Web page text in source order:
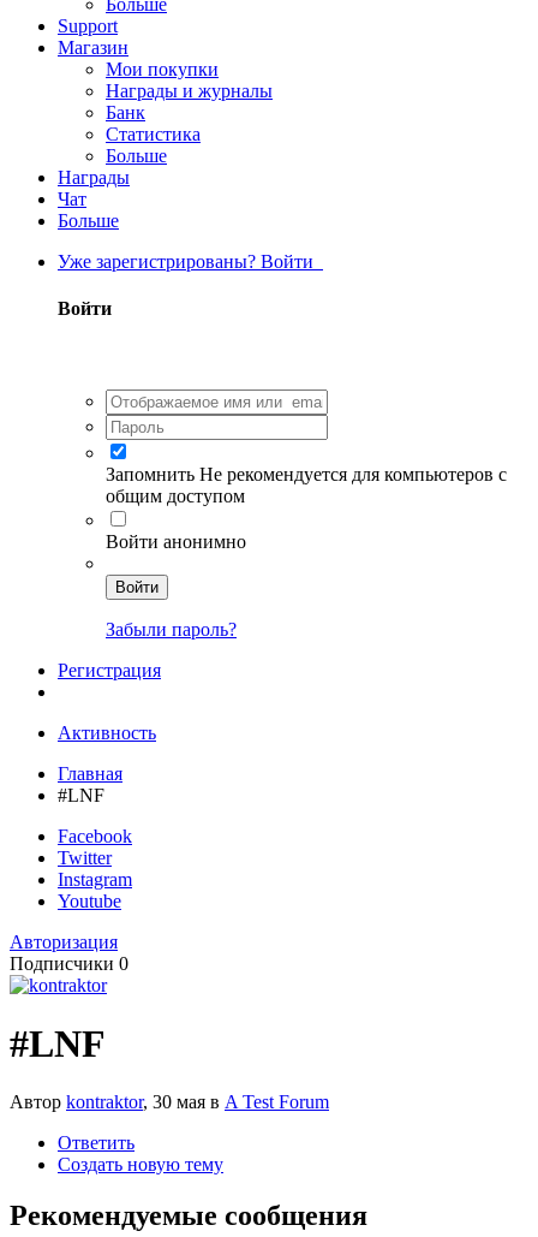
Больше
Support
Магазин
Мои покупки
Награды и журналы
Банк
Статистика
Больше
Награды
Чат
Больше
Уже зарегистрированы? Войти
Войти
Запомнить Не рекомендуется для компьютеров с
общим доступом
Войти анонимно
Войти
Забыли пароль?
Регистрация
Активность
Главная
#LNF
Facebook
Twitter
Instagram
Youtube
Авторизация
Подписчики 0
#LNF
Автор kontraktor, 30 мая в A Test Forum
Ответить
Создать новую тему
Рекомендуемые сообщения